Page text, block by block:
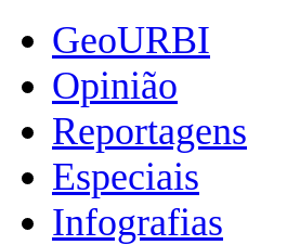
GeoURBI
Opinião
Reportagens
Especiais
Infografias